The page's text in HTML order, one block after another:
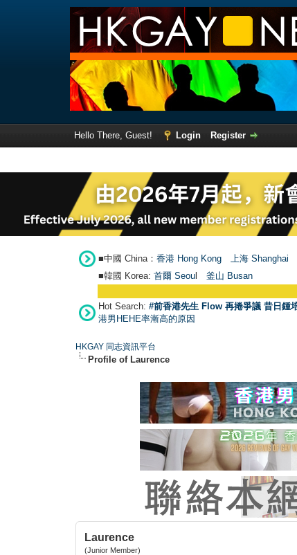
Hello There, Guest! Login
Register
■中國 China： 香港 Hong Kong 上海 Shanghai
■韓國 Korea: 首爾 Seou 釜山 Busan
Hot Search: #前香港先生 Flow 再捲爭議 昔日鍾
港男HEHE率漸高的原因
HKGAY 同志資訊平台
Profile of Laurence
Laurence
(Junior Member)